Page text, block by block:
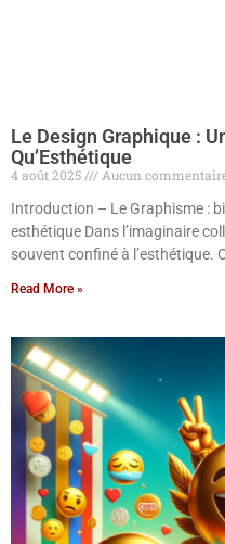
Le Design Graphique :
Qu’Esthétique
4 août 2025
Aucun
Introduction – Le Graphisme :
esthétique Dans l’imaginaire
souvent confiné à l’esthétique.
Read More »